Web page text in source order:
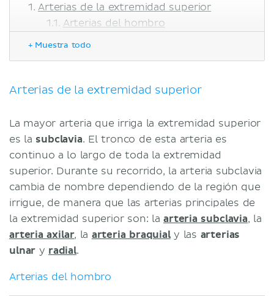
Arterias de la extremidad superior
Arterias del hombro
Venas de la extremidad superior
Bibliografía
Artículos relacionados
Videos relacionados
+ Muestra todo
Arterias de la extremidad superior
La mayor arteria que irriga la extremidad superior
es la subclavia. El tronco de esta arteria es
continuo a lo largo de toda la extremidad
superior. Durante su recorrido, la arteria subclavia
cambia de nombre dependiendo de la región que
irrigue, de manera que las arterias principales de
la extremidad superior son: laarteria subclavia, la
arteria axilar, la arteria braquialy las arterias
ulnar y radial.
Arterias del hombro